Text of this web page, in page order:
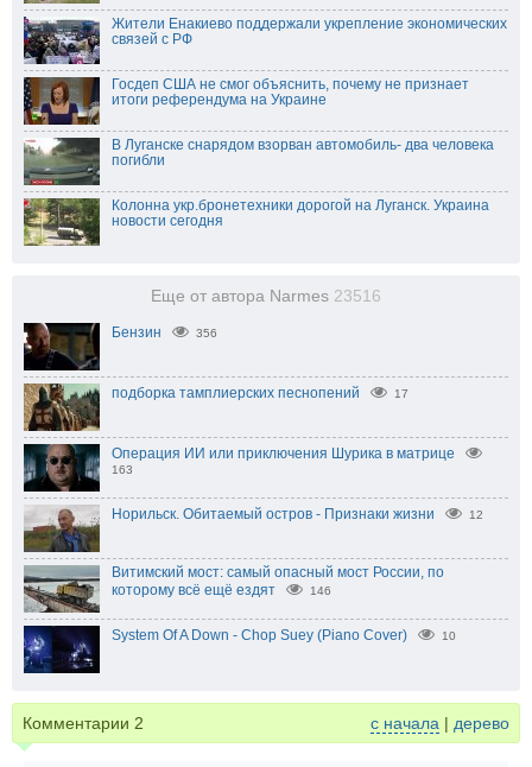
Жители Енакиево поддержали укрепление экономических
связей с РФ
Госдеп США не смог объяснить, почему не признает
итоги референдума на Украине
В Луганске снарядом взорван автомобиль- два человека
погибли
Колонна укр.бронетехники дорогой на Луганск. Украина
новости сегодня
Еще от автора Narmes 23516
Бензин 356
подборка тамплиерских песнопений 17
Операция ИИ или приключения Шурика в матрице
163
Норильск. Обитаемый остров - Признаки жизни 12
Витимский мост: самый опасный мост России, по
которому всё ещё ездят
146
System Of A Down - Chop Suey (Piano Cover) 10
Комментарии 2 с начала | дерево